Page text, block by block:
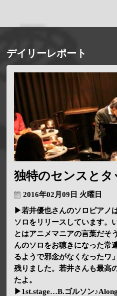
デイリーレポート
独特のセンスとタ
2016年02月09日 火曜日
▶若井優也さんのソロピアノ
ソロをリリースしています。
とはアニメマニアの言葉だそ
んのソロをお聴きになった常
るようで邪念がなくなったワ
残りました。若井さんも最高
たよ。
▶1st.stage…B.ゴルソン